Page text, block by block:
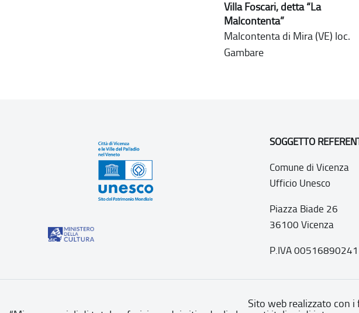
Villa Foscari, detta “La
Malcontenta”
Malcontenta di Mira (VE) loc.
Gambare
SOGGETTO
Comune di Vicenza
Ufficio Unesco
Piazza Biade 26
36100 Vicenza
P.IVA 00516890241
Sito web realizzato con